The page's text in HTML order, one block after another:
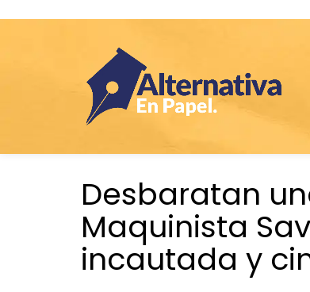
Desbaratan
Maquinista
incautada y